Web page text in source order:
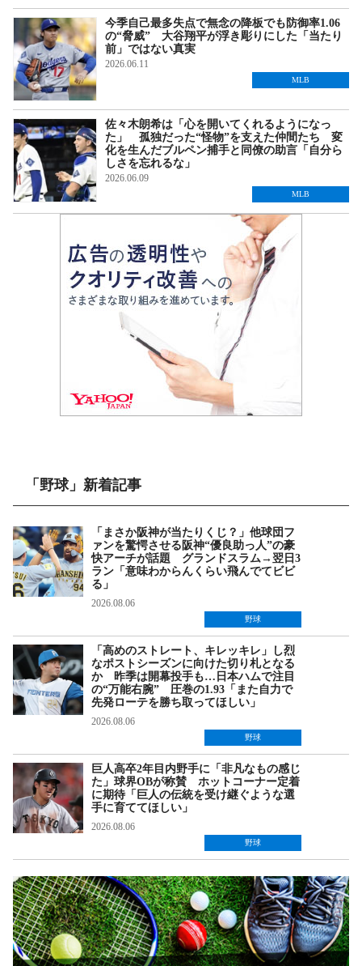
今季自己最多失点で無念の降板でも防御率1.06
の“脅威” 大谷翔平が浮き彫りにした「当たり
前」ではない真実
2026.06.11
MLB
佐々木朗希は「心を開いてくれるようになっ
た」 孤独だった“怪物”を支えた仲間たち 変
化を生んだブルペン捕手と同僚の助言「自分ら
しさを忘れるな」
2026.06.09
MLB
「野球」新着記事
「まさか阪神が当たりくじ？」他球団フ
ァンを驚愕させる阪神“優良助っ人”の豪
快アーチが話題 グランドスラム→翌日3
ラン「意味わからんくらい飛んでてビビ
る」
2026.08.06
野球
「高めのストレート、キレッキレ」し烈
なポストシーズンに向けた切り札となる
か 昨季は開幕投手も…日本ハムで注目
の“万能右腕” 圧巻の1.93「また自力で
先発ローテを勝ち取ってほしい」
2026.08.06
野球
巨人高卒2年目内野手に「非凡なもの感じ
た」球界OBが称賛 ホットコーナー定着
に期待「巨人の伝統を受け継ぐような選
手に育ててほしい」
2026.08.06
野球